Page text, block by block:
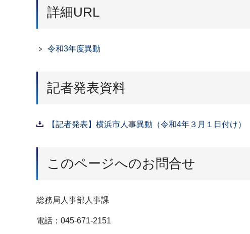
詳細URL
令和3年度異動
記者発表資料
【記者発表】横浜市人事異動（令和4年３月１日付け）
このページへのお問合せ
総務局人事部人事課
電話：045-671-2151